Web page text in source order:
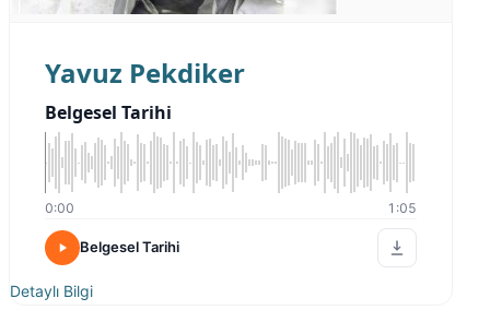
Yavuz Pekdiker
Belgesel Tarihi
0:00 1:05
Belgesel Tarihi
Detaylı Bilgi